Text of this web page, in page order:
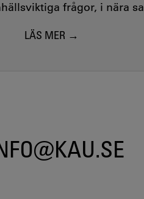
frågor, i nära
LÄS MER